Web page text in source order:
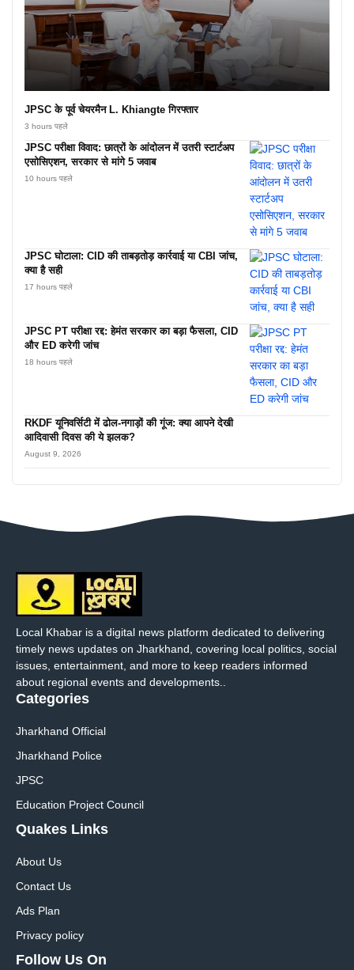
JPSC के पूर्व चेयरमैन L. Khiangte गिरफ्तार
3 hours पहले
JPSC परीक्षा विवाद: छात्रों के आंदोलन में उतरी स्टार्टअप
एसोसिएशन, सरकार से मांगे 5 जवाब
10 hours पहले
JPSC घोटाला: CID की ताबड़तोड़ कार्रवाई या CBI जांच,
क्या है सही
17 hours पहले
JPSC PT परीक्षा रद्द: हेमंत सरकार का बड़ा फैसला, CID
और ED करेगी जांच
18 hours पहले
RKDF यूनिवर्सिटी में ढोल-नगाड़ों की गूंज: क्या आपने देखी
आदिवासी दिवस की ये झलक?
August 9, 2026
Local Khabar is a digital news platform dedicated to delivering
timely news updates on Jharkhand, covering local politics, social
issues, entertainment, and more to keep readers informed
about regional events and developments..
Categories
Jharkhand Official
Jharkhand Police
JPSC
Education Project Council
Quakes Links
About Us
Contact Us
Ads Plan
Privacy policy
Follow Us On